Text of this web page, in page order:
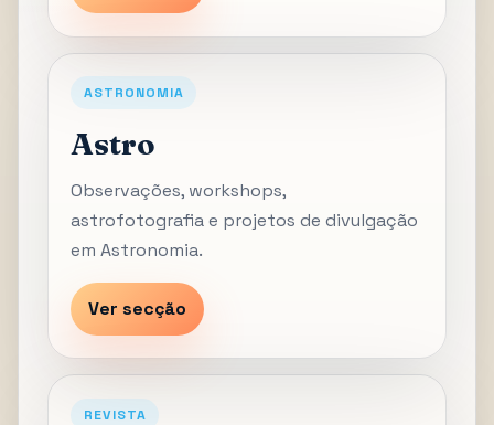
ASTRONOMIA
Astro
Observações, workshops,
astrofotografia e projetos de divulgação
em Astronomia.
Ver secção
REVISTA